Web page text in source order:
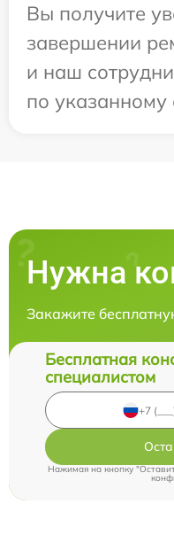
Вы получите
завершении
и наш
по указанному
Нужна
Закажите
Бесплатная
специалистом
Нажимая на кнопку